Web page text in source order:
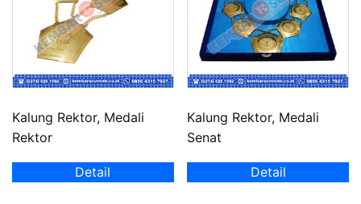
Kalung Rektor, Medali
Rektor
Detail
Kalung Rektor, Medali
Senat
Detail